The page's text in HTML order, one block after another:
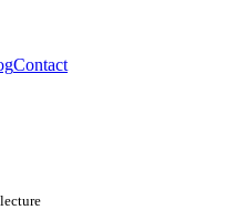
Contact